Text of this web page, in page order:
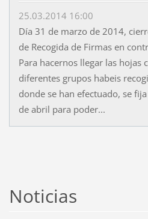
25.03.2014 16:00
Día 31 de marzo de 2014,
de Recogida de Firmas en
Para hacernos llegar las hojas
diferentes grupos habeis
donde se han efectuado, se
de abril para poder...
Noticias